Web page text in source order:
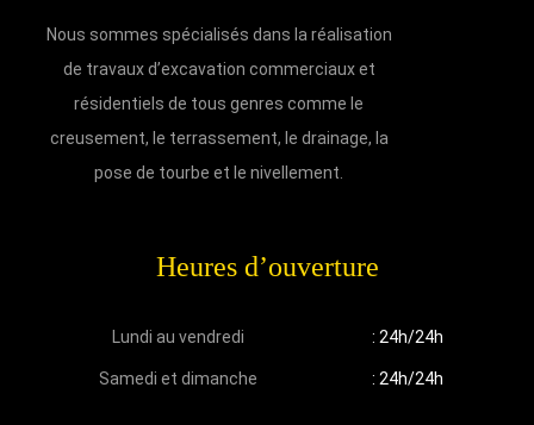
Nous sommes spécialisés dans la réalisation
de travaux d’excavation commerciaux et
résidentiels de tous genres comme le
creusement, le terrassement, le drainage, la
pose de tourbe et le nivellement.
Heures d’ouverture
Lundi au vendredi
Samedi et dimanche
: 24h/24h
: 24h/24h